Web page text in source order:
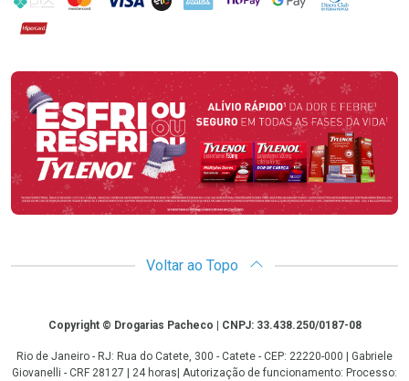
Hipercard
Promoção em Destaque
Voltar ao Topo
CopyrightCopyright © Drogarias Pacheco | CNPJ: 33.438.250/0187-08
Rio de Janeiro - RJ: Rua do Catete, 300 - Catete - CEP: 22220-000 | Gabriele
Giovanelli - CRF 28127 | 24 horas| Autorização de funcionamento: Processo: